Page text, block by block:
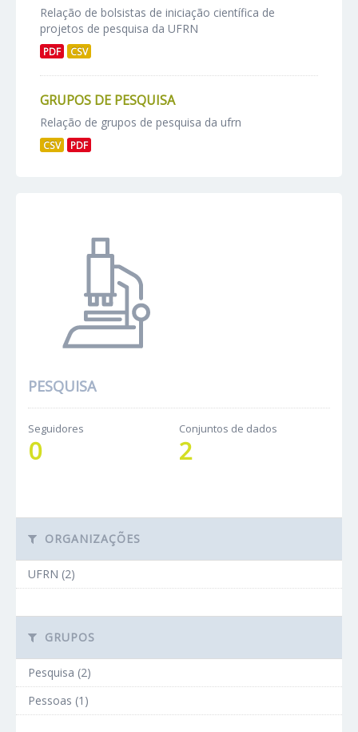
Relação de bolsistas de iniciação científica de
projetos de pesquisa da UFRN
PDF CSV
GRUPOS DE PESQUISA
Relação de grupos de pesquisa da ufrn
CSV PDF
PESQUISA
Seguidores
0
Conjuntos de dados
2
ORGANIZAÇÕES
UFRN (2)
GRUPOS
Pesquisa (2)
Pessoas (1)